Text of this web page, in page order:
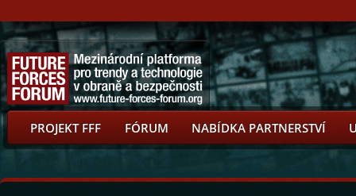
PROJEKT FFF FÓRUM NABÍDKA PARTNERSTVÍ